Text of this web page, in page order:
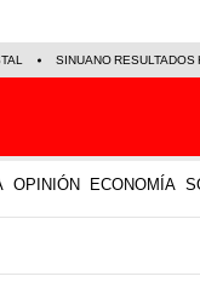
SINUANO RESULTADOS
OPINIÓN ECONOMÍA